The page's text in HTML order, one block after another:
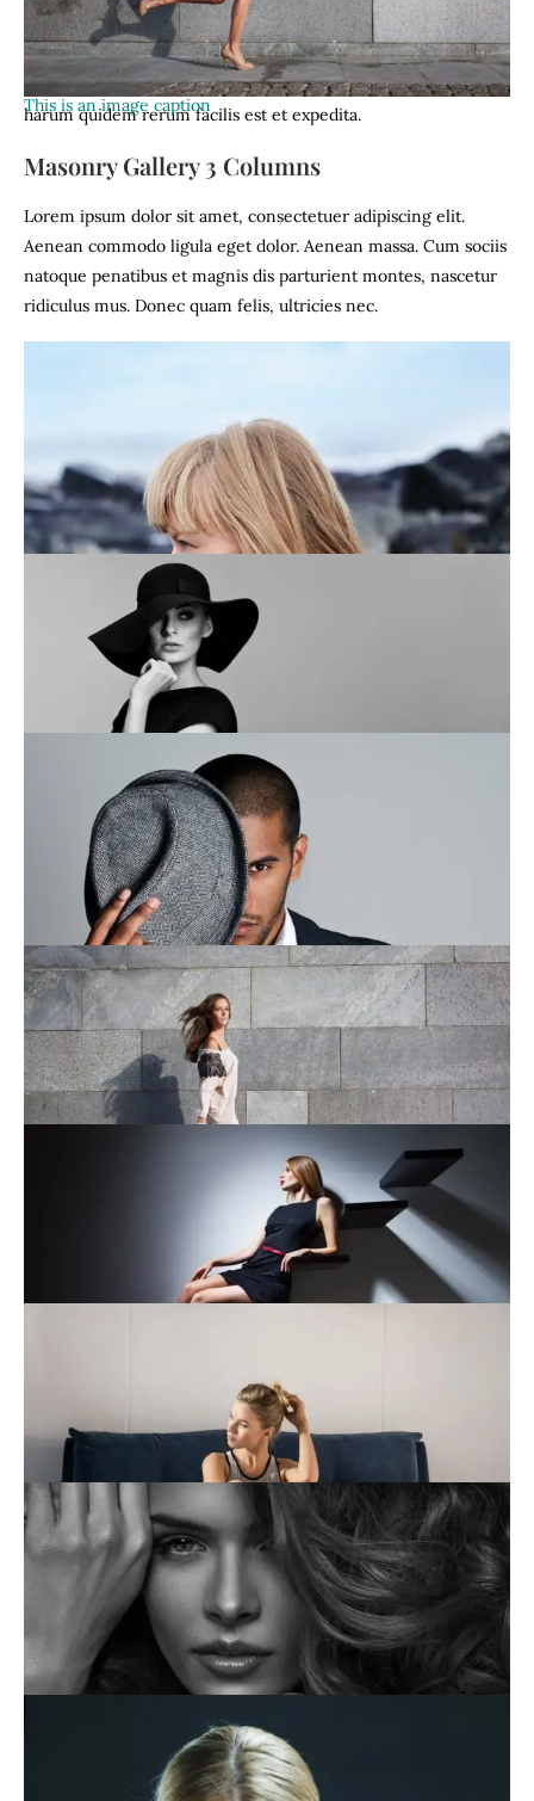
This is an image caption
quos dolores et quas molestias excepturi sint occaecati
cupiditate non provident, similique sunt in culpa qui officia
deserunt mollitia animi, id est laborum et dolorum fuga. Et
harum quidem rerum facilis est et expedita.
Masonry Gallery 3 Columns
Lorem ipsum dolor sit amet, consectetuer adipiscing elit.
Aenean commodo ligula eget dolor. Aenean massa. Cum sociis
natoque penatibus et magnis dis parturient montes, nascetur
ridiculus mus. Donec quam felis, ultricies nec.
This is an image caption
This is an image caption